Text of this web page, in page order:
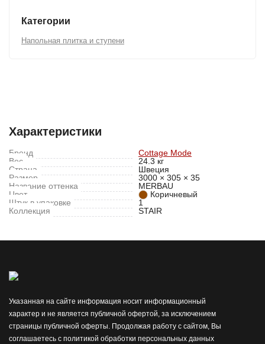
Категории
Напольная плитка и ступени
Характеристики
Бренд
Cottage Mode
Вес
24.3 кг
Страна
Швеция
Размер
3000 × 305 × 35
Название оттенка
MERBAU
Цвет
Коричневый
Штук в упаковке
1
Коллекция
STAIR
Указанная на сайте информация носит информационный
характер и не является публичной офертой, за исключением
страницы публичной оферты. Продолжая работу с сайтом, Вы
соглашаетесь с политикой обработки персональных данных